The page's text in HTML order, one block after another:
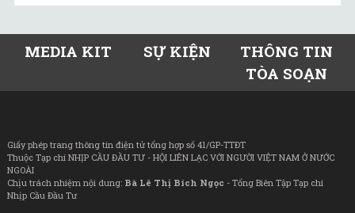
MEDIA KIT SỰ KIỆN
THÔNG TIN
TÒA SOẠN
Giấy phép trang thông tin điện tử tổng hợp số 41/GP-TTĐT
Thuộc Tạp chí NHỊP CẦU ĐẦU TƯ - HỘI LIÊN LẠC VỚI NGƯỜI VIỆT NAM Ở NƯỚC
NGOÀI
Chịu trách nhiệm nội dung: Bà Lê Thị Bích Ngọc - Tổng Biên Tập Tạp chí
Nhịp Cầu Đầu Tư